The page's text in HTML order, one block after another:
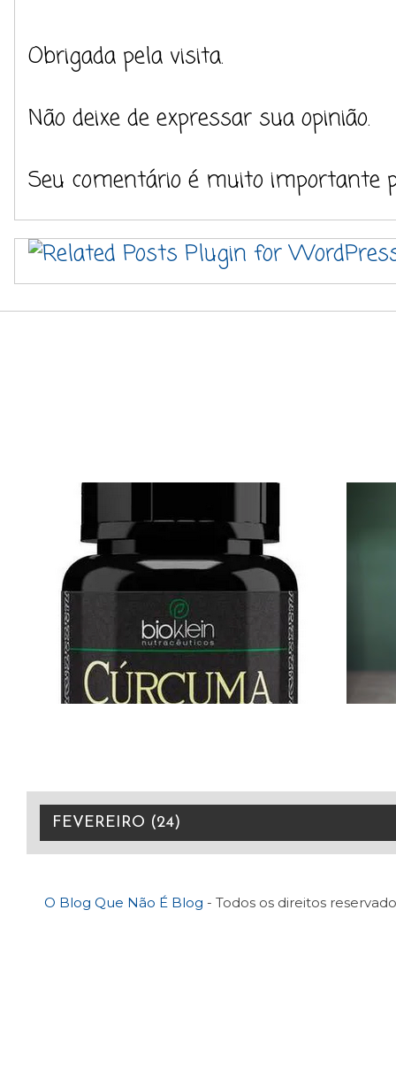
Obrigada pela visita.
Não deixe de expressar sua opinião.
Seu comentário é muito importante
O Blog Que Não É Blog - Todos os direitos